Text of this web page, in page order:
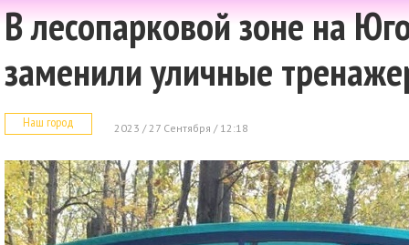
В лесопарковой зоне на
заменили уличные
Наш город 2023 / 27 Сентября / 12:18